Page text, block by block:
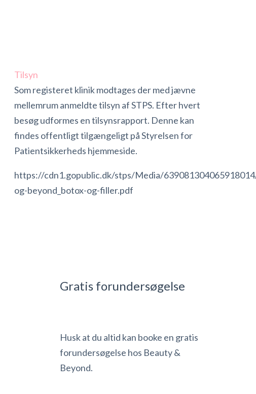
Tilsyn
Som registeret klinik modtages der med jævne
mellemrum anmeldte tilsyn af STPS. Efter hvert
besøg udformes en tilsynsrapport. Denne kan
findes offentligt tilgængeligt på Styrelsen for
Patientsikkerheds hjemmeside.
https://cdn1.gopublic.dk/stps/Media/
og-beyond_botox-og-filler.pdf
Gratis forundersøgelse
Husk at du altid kan booke en gratis
forundersøgelse hos Beauty &
Beyond.